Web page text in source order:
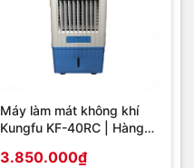
Máy làm mát không khí
Kungfu KF-40RC | Hàng
3.850.000₫